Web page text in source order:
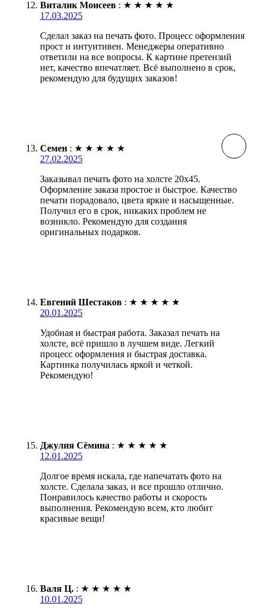
Виталик Моисеев : ★ ★ ★ ★ ★
17.03.2025
Сделал заказ на печать фото. Процесс оформления
прост и интуитивен. Менеджеры оперативно
ответили на все вопросы. К картине претензий
нет, качество впечатляет. Всё выполнено в срок,
рекомендую для будущих заказов!
Семен : ★ ★ ★ ★ ★
27.02.2025
Заказывал печать фото на холсте 20х45.
Оформление заказа простое и быстрое. Качество
печати порадовало, цвета яркие и насыщенные.
Получил его в срок, никаких проблем не
возникло. Рекомендую для создания
оригинальных подарков.
Евгений Шестаков : ★ ★ ★ ★ ★
20.01.2025
Удобная и быстрая работа. Заказал печать на
холсте, всё пришло в лучшем виде. Легкий
процесс оформления и быстрая доставка.
Картинка получилась яркой и четкой.
Рекомендую!
Джулия Сёмина : ★ ★ ★ ★ ★
12.01.2025
Долгое время искала, где напечатать фото на
холсте. Сделала заказ, и все прошло отлично.
Понравилось качество работы и скорость
выполнения. Рекомендую всем, кто любит
красивые вещи!
Валя Ц. : ★ ★ ★ ★ ★
10.01.2025